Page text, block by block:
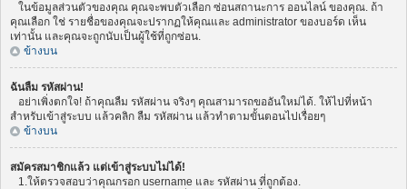
ในข้อมูลส่วนตัวของคุณ คุณจะพบตัวเลือก ซ่อนสถานะการ ออนไลน์ ของคุณ. ถ้า
คุณเลือก ใช่ รายชื่อของคุณจะปรากฏให้คุณและ administrator ของบอร์ด เห็น
เท่านั้น และคุณจะถูกนับเป็นผู้ใช้ที่ถูกซ่อน.
ข้างบน
ฉันลืม รหัสผ่าน!
อย่าเพิ่งตกใจ! ถ้าคุณลืม รหัสผ่าน จริงๆ คุณสามารถขออันใหม่ได้. ให้ไปที่หน้า
สำหรับเข้าสู่ระบบ แล้วคลิก ลืม รหัสผ่าน แล้วทำตามขั้นตอนไปเรื่อยๆ
ข้างบน
สมัครสมาชิกแล้ว แต่เข้าสู่ระบบไม่ได้!
1.ให้ตรวจสอบว่าคุณกรอก username และ รหัสผ่าน ที่ถูกต้อง.